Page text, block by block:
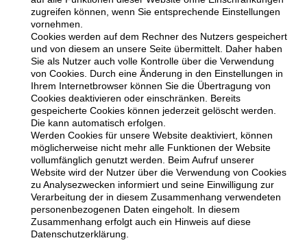
zugreifen können, wenn Sie entsprechende Einstellungen
vornehmen.
Cookies werden auf dem Rechner des Nutzers gespeichert
und von diesem an unsere Seite übermittelt. Daher haben
Sie als Nutzer auch volle Kontrolle über die Verwendung
von Cookies. Durch eine Änderung in den Einstellungen in
Ihrem Internetbrowser können Sie die Übertragung von
Cookies deaktivieren oder einschränken. Bereits
gespeicherte Cookies können jederzeit gelöscht werden.
Die kann automatisch erfolgen.
Werden Cookies für unsere Website deaktiviert, können
möglicherweise nicht mehr alle Funktionen der Website
vollumfänglich genutzt werden. Beim Aufruf unserer
Website wird der Nutzer über die Verwendung von Cookies
zu Analysezwecken informiert und seine Einwilligung zur
Verarbeitung der in diesem Zusammenhang verwendeten
personenbezogenen Daten eingeholt. In diesem
Zusammenhang erfolgt auch ein Hinweis auf diese
Datenschutzerklärung.